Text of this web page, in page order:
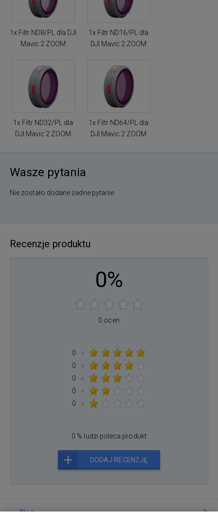
1x Filtr ND8/PL dla DJI
Mavic 2 ZOOM
1x Filtr ND16/PL dla
DJI Mavic 2 ZOOM
1x Filtr ND32/PL dla
DJI Mavic 2 ZOOM
1x Filtr ND64/PL dla
DJI Mavic 2 ZOOM
Wasze pytania
Nie zostało dodane żadne pytanie.
Recenzje produktu
0%
0 ocen
0
×
0
×
0
×
0
×
0
×
0 % ludzi poleca produkt
DODAJ RECENZJĘ
Blog